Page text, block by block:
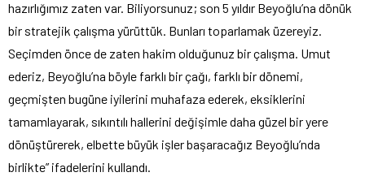
hazırlığımız zaten var. Biliyorsunuz; son 5 yıldır Beyoğlu’na dönük
bir stratejik çalışma yürüttük. Bunları toparlamak üzereyiz.
Seçimden önce de zaten hakim olduğunuz bir çalışma. Umut
ederiz, Beyoğlu’na böyle farklı bir çağı, farklı bir dönemi,
geçmişten bugüne iyilerini muhafaza ederek, eksiklerini
tamamlayarak, sıkıntılı hallerini değişimle daha güzel bir yere
dönüştürerek, elbette büyük işler başaracağız Beyoğlu’nda
birlikte” ifadelerini kullandı.